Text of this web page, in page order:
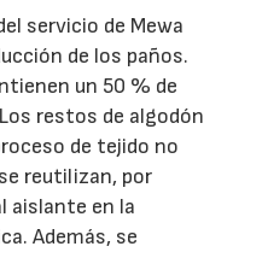
servicio de Mewa
de los paños.
un 50 % de
restos de algodón
de tejido no
reutilizan, por
aislante en la
Además, se